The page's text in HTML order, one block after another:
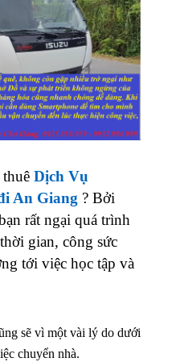
Dịch Vụ
An Giang ? Bởi
rất ngại quá trình
gian, công sức
tới việc học tập và
sẽ vì một vài lý do dưới
chuyển nhà.